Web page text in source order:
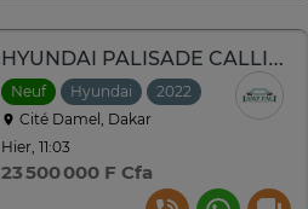
HYUNDAI PALISADE CALLIGRAPHIE 2022
Neuf Hyundai 2022
Cité Damel, Dakar
Hier, 11:03
23 500 000 F Cfa